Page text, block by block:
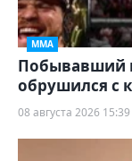
ММА
Побывавший
обрушился с
08 августа 2026 15:39